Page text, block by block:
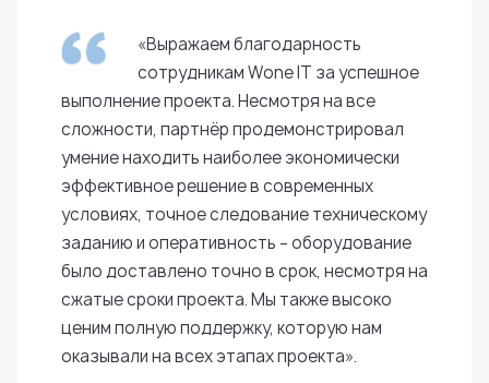
«Выражаем благодарность
сотрудникам Wone IT за успешное
выполнение проекта. Несмотря на все
сложности, партнёр продемонстрировал
умение находить наиболее экономически
эффективное решение в современных
условиях, точное следование техническому
заданию и оперативность – оборудование
было доставлено точно в срок, несмотря на
сжатые сроки проекта. Мы также высоко
ценим полную поддержку, которую нам
оказывали на всех этапах проекта».